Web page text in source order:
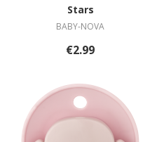
Stars
BABY-NOVA
€2.99